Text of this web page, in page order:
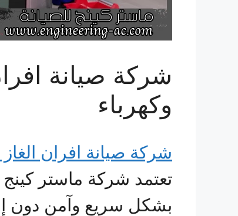
شركة صيانة
وكهرباء
شركة صيانة افران الغاز
تعتمد شركة ماستر
بشكل سريع وآمن دون